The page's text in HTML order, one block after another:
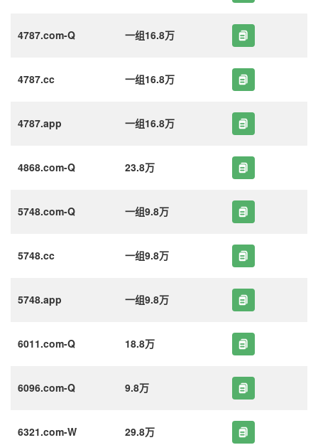
4787.com-Q 一组16.8万
4787.cc 一组16.8万
4787.app 一组16.8万
4868.com-Q 23.8万
5748.com-Q 一组9.8万
5748.cc 一组9.8万
5748.app 一组9.8万
6011.com-Q 18.8万
6096.com-Q 9.8万
6321.com-W 29.8万